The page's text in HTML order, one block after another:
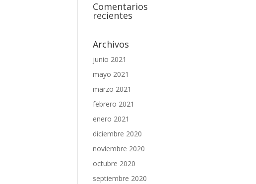
Comentarios
recientes
Archivos
junio 2021
mayo 2021
marzo 2021
febrero 2021
enero 2021
diciembre 2020
noviembre 2020
octubre 2020
septiembre 2020